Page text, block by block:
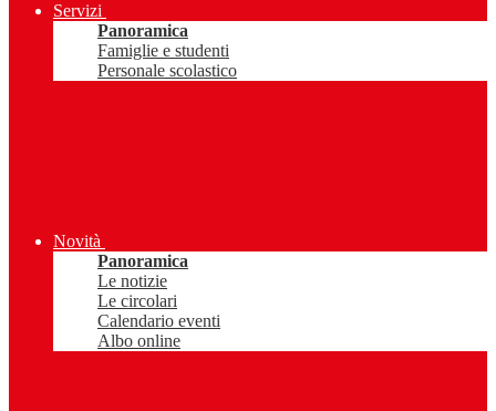
Servizi
Panoramica
Famiglie e studenti
Personale scolastico
Novità
Panoramica
Le notizie
Le circolari
Calendario eventi
Albo online